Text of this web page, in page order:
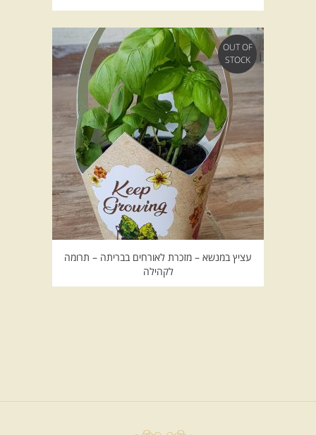
OUT OF
STOCK
עציץ במנשא – מזכרת לאורחים בבריתה – תרומה
לקהילה